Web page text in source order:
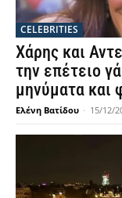
CELEBRITIES
Χάρης και
την επέτειο
μηνύματα και
Ελένη Βατίδου - 15/12/